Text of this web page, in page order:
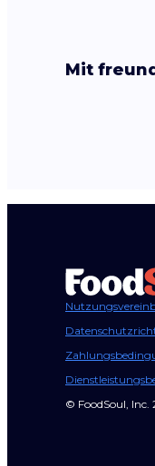
Mit
© FoodSoul, Inc.